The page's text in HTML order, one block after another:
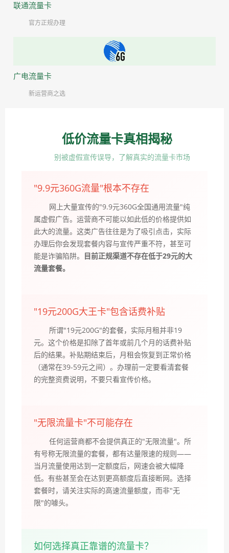
联通流量卡
官方正规办理
广电流量卡
新运营商之选
低价流量卡真相揭秘
别被虚假宣传误导，了解真实的流量卡市场
"9.9元360G流量"根本不存在
网上大量宣传的"9.9元360G全国通用流量"纯
属虚假广告。运营商不可能以如此低的价格提供如
此大的流量。这类广告往往是为了吸引点击，实际
办理后你会发现套餐内容与宣传严重不符，甚至可
能是诈骗陷阱。 目前正规渠道不存在低于29元的大
流量套餐。
"19元200G大王卡"包含话费补贴
所谓"19元200G"的套餐，实际月租并非19
元。这个价格是扣除了首年或前几个月的话费补贴
后的结果。补贴期结束后，月租会恢复到正常价格
（通常在39-59元之间）。办理前一定要看清套餐
的完整资费说明，不要只看宣传价格。
"无限流量卡"不可能存在
任何运营商都不会提供真正的"无限流量"。所
有号称无限流量的套餐，都有达量限速的规则——
当月流量使用达到一定额度后，网速会被大幅降
低。有些甚至会在达到更高额度后直接断网。选择
套餐时，请关注实际的高速流量额度，而非"无
限"的噱头。
如何选择真正靠谱的流量卡？